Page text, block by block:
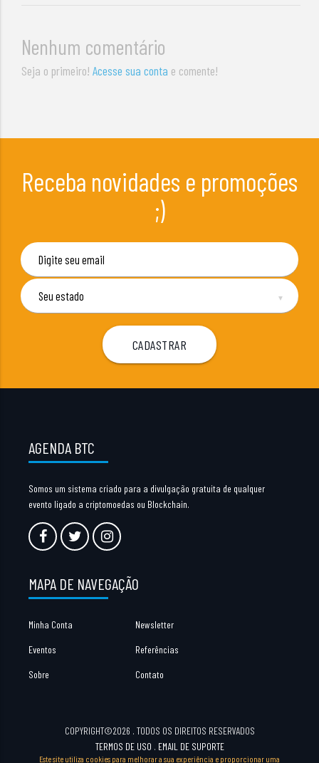
Nenhum comentário
Seja o primeiro!Acesse sua conta e comente!
Receba novidades e promoções
;)
▼
AGENDA BTC
Somos um sistema criado para a divulgação gratuita de qualquer
evento ligado a criptomoedas ou Blockchain.
MAPA DE NAVEGAÇÃO
Minha Conta Newsletter
Eventos Referências
Sobre Contato
COPYRIGHT©2026 . TODOS OS DIREITOS RESERVADOS
TERMOS DE USO . EMAIL DE SUPORTE
Este site utiliza cookies para melhorar a sua experiência e proporcionar uma